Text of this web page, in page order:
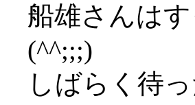
船雄さんは
(^^;;;)
しばらく待